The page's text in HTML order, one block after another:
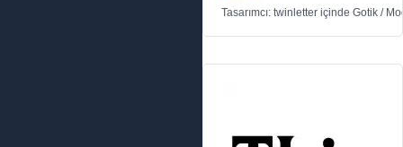
Tasarımcı: twinletter içinde Gotik /